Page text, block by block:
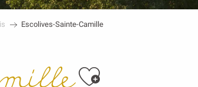
Escolives-Sainte-Camille